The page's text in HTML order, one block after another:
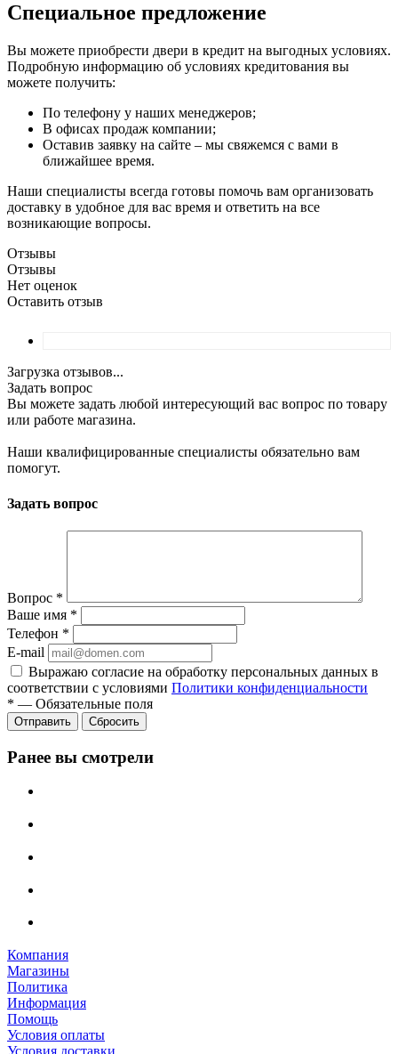
Специальное предложение
Вы можете приобрести двери в кредит на выгодных условиях.
Подробную информацию об условиях кредитования вы
можете получить:
По телефону у наших менеджеров;
В офисах продаж компании;
Оставив заявку на сайте – мы свяжемся с вами в
ближайшее время.
Наши специалисты всегда готовы помочь вам организовать
доставку в удобное для вас время и ответить на все
возникающие вопросы.
Отзывы
Отзывы
Нет оценок
Оставить отзыв
Загрузка отзывов...
Задать вопрос
Вы можете задать любой интересующий вас вопрос по товару
или работе магазина.
Наши квалифицированные специалисты обязательно вам
помогут.
Задать вопрос
Вопрос *
Ваше имя *
Телефон *
E-mail
Выражаю согласие на обработку персональных данных в
соответствии с условиями Политики конфиденциальности
* — Обязательные поля
Отправить Сбросить
Ранее вы смотрели
Компания
Магазины
Политика
Информация
Помощь
Условия оплаты
Условия доставки